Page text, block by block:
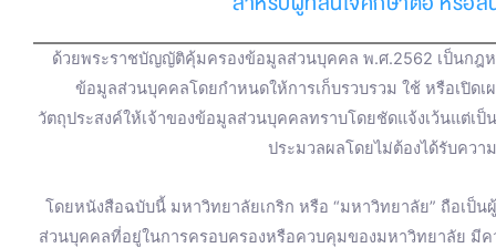
o
o
k
b
e
g
r
a
m
e
r
k
ด้วยพระราชบัญญัติคุ้มครองข้อมูลส่วนบุคคล พ.ศ.2562 เป็นกฎ
ข้อมูลส่วนบุคคลโดยกำหนดให้การเก็บรวบรวม ใช้ หรือเปิ
วัตถุประสงค์ให้เจ้าของข้อมูลส่วนบุคคลทราบโดยชัดแจ้งเว้นแต่
ประมวลผลโดยไม่ต้องได้รับคว
โดยหนังสือฉบับนี้ มหาวิทยาลัยเกริก หรือ “มหาวิทยาลัย” ถือเ
ส่วนบุคคลที่อยู่ในการครอบครองหรือควบคุมของมหาวิทยาลัย มี